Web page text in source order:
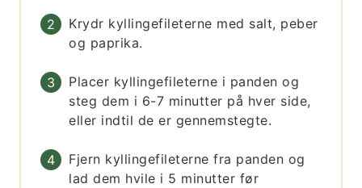
Krydr kyllingefileterne med salt, peber
og paprika.
Placer kyllingefileterne i panden og
steg dem i 6-7 minutter på hver side,
eller indtil de er gennemstegte.
Fjern kyllingefileterne fra panden og
lad dem hvile i 5 minutter før